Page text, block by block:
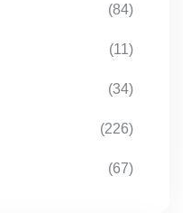
(84)
(11)
(34)
(226)
(67)